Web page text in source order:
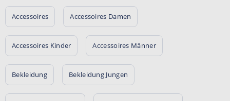
Accessoires Accessoires Damen
Accessoires Kinder Accessoires Männer
Bekleidung Bekleidung Jungen